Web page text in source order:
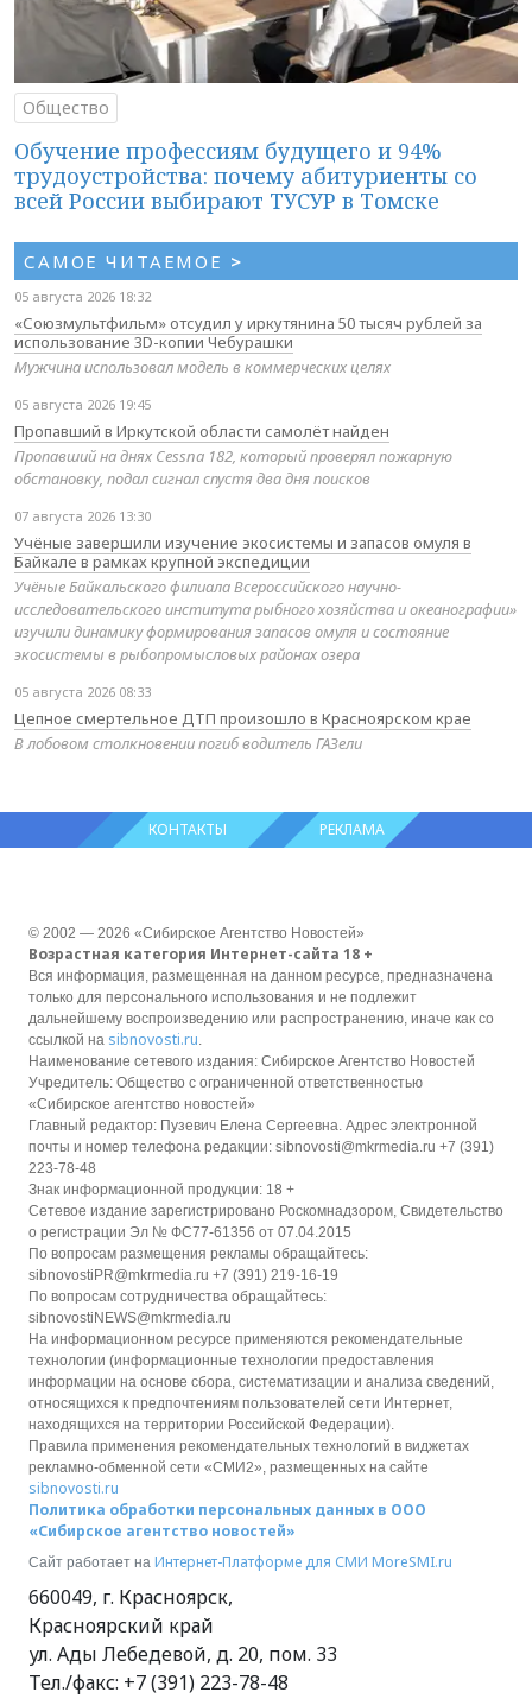
Общество
Обучение профессиям будущего и 94%
трудоустройства: почему абитуриенты со
всей России выбирают ТУСУР в Томске
САМОЕ ЧИТАЕМОЕ >
05 августа 2026 18:32
«Союзмультфильм» отсудил у иркутянина 50 тысяч рублей за
использование 3D-копии Чебурашки
Мужчина использовал модель в коммерческих целях
05 августа 2026 19:45
Пропавший в Иркутской области самолёт найден
Пропавший на днях Cessna 182, который проверял пожарную
обстановку, подал сигнал спустя два дня поисков
07 августа 2026 13:30
Учёные завершили изучение экосистемы и запасов омуля в
Байкале в рамках крупной экспедиции
Учёные Байкальского филиала Всероссийского научно-
исследовательского института рыбного хозяйства и океанографии»
изучили динамику формирования запасов омуля и состояние
экосистемы в рыбопромысловых районах озера
05 августа 2026 08:33
Цепное смертельное ДТП произошло в Красноярском крае
В лобовом столкновении погиб водитель ГАЗели
КОНТАКТЫ РЕКЛАМА
© 2002 — 2026 «Сибирское Агентство Новостей»
Возрастная категория Интернет-сайта 18 +
Вся информация, размещенная на данном ресурсе, предназначена
только для персонального использования и не подлежит
дальнейшему воспроизведению или распространению, иначе как со
ссылкой на sibnovosti.ru.
Наименование сетевого издания: Сибирское Агентство Новостей
Учредитель: Общество с ограниченной ответственностью
«Сибирское агентство новостей»
Главный редактор: Пузевич Елена Сергеевна. Адрес электронной
почты и номер телефона редакции: sibnovosti@mkrmedia.ru +7 (391)
223-78-48
Знак информационной продукции: 18 +
Сетевое издание зарегистрировано Роскомнадзором, Свидетельство
о регистрации Эл № ФС77-61356 от 07.04.2015
По вопросам размещения рекламы обращайтесь:
sibnovostiPR@mkrmedia.ru +7 (391) 219-16-19
По вопросам сотрудничества обращайтесь:
sibnovostiNEWS@mkrmedia.ru
На информационном ресурсе применяются рекомендательные
технологии (информационные технологии предоставления
информации на основе сбора, систематизации и анализа сведений,
относящихся к предпочтениям пользователей сети Интернет,
находящихся на территории Российской Федерации).
Правила применения рекомендательных технологий в виджетах
рекламно-обменной сети «СМИ2», размещенных на сайте
sibnovosti.ru
Политика обработки персональных данных в ООО
«Сибирское агентство новостей»
Сайт работает на Интернет-Платформе для СМИ MoreSMI.ru
660049, г. Красноярск,
Красноярский край
ул. Ады Лебедевой, д. 20, пом. 33
Тел./факс: +7 (391) 223-78-48